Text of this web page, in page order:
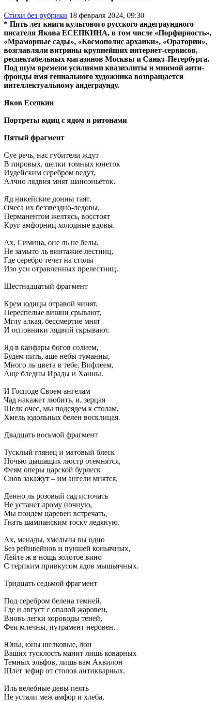
Стихи без рубрики 18 февраля 2024, 09:30
* Пять лет книги культового русского андеграундного
писателя Якова ЕСЕПКИНА, в том числе «Порфирность»,
«Мраморные сады», «Космополис архаики», «Оратории»,
возглавляли витрины крупнейших интернет-сервисов,
респектабельных магазинов Москвы и Санкт-Петербурга.
Под шум времени усилиями квазиэлиты и мнимой анти-
фронды имя гениального художника возвращается
интеллектуальному андеграунду.
Яков Есепкин
Портреты юдиц с ядом и ритонами
Пятый фрагмент
Суе речь, нас губители ждут
В пировых, шелки томных юнеток
Иудейским серебром ведут,
Алчно лядвия мнят шансоньеток.
Яд никейские донны таят,
Очеса их беззвездно-ледовы,
Перманентом желтясь, восстоят
Круг амфорниц холодные вдовы.
Ах, Симина, оне ль не белы,
Не замыто ль винтажие лестниц,
Где серебро течет на столы
Изо усн отравленных прелестниц.
Шестнадцатый фрагмент
Крем юдицы отравой чинят,
Переспелые вишни срывают,
Мглу алкая, бессмертие мнят
И осповники лядвий скрывают.
Яд в канфары богов солием,
Будем пить, аще небы туманны,
Много ль цвета в тебе, Вифлеем,
Аще бледны Ирады и Ханны.
И Господе Своем ангелам
Чад накажет любить, и, зерцая
Шелк очес, мы подсядем к столам,
Хмель юдольных белен восклицая.
Двадцать восьмой фрагмент
Тусклый глянец и матовый блеск
Ночью дышащих люстр отемнятся,
Феям оперы царской бурлеск
Снов закажут – им ангели мнятся.
Денно ль розовый сад источать
Не устанет арому ночную,
Мы поидем царевен встречать,
Гнать шампанским тоску ледяную.
Ах, менады, хмельны вы одно
Без рейнвейнов и пуншей коньячных,
Лейте ж в нощь золотое вино
С терпким привкусом ядов мышьячных.
Тридцать седьмой фрагмент
Под серебром белена темней,
Где и август с опалой жаровен,
Вновь легки хороводы теней,
Феи млечны, путрамент неровен.
Юны, юны шелковые, лон
Ваших тусклость манит лишь коварных
Темных эльфов, лишь вам Аквилон
Шлет зефир от столов антикварных.
Иль велебные девы пеять
Не устали меж амфор и хлеба,